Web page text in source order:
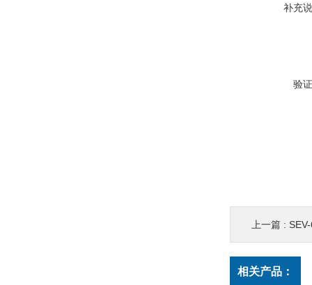
补充
验
上一篇 :
相关产品：